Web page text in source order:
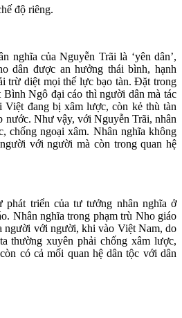
độ riêng.
nghĩa của Nguyễn Trãi là ‘yên dân’,
dân được an hưởng thái bình, hạnh
trừ diệt mọi thế lực bạo tàn. Đặt trong
Ngô đại cáo thì người dân mà tác
đang bị xâm lược, còn kẻ thù tàn
nước. Như vậy, với Nguyễn Trãi, nhân
chống ngoại xâm. Nhân nghĩa không
với người mà còn trong quan hệ
triển của tư tưởng nhân nghĩa ở
Nhân nghĩa trong phạm trù Nho giáo
người với người, khi vào Việt Nam, do
thường xuyên phải chống xâm lược,
có cả mối quan hệ dân tộc với dân